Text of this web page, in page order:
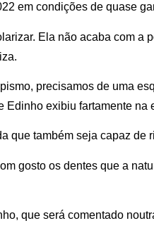
em condições de quase
Ela não acaba com a
precisamos de uma
Edinho exibiu fartamente na
que também seja capaz de
gosto os dentes que a
que será comentado